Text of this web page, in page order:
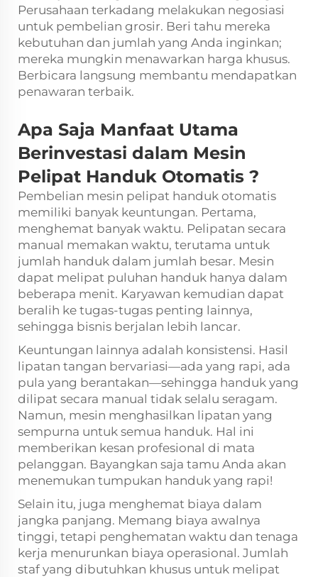
Perusahaan terkadang melakukan negosiasi
untuk pembelian grosir. Beri tahu mereka
kebutuhan dan jumlah yang Anda inginkan;
mereka mungkin menawarkan harga khusus.
Berbicara langsung membantu mendapatkan
penawaran terbaik.
Apa Saja Manfaat Utama
Berinvestasi dalam Mesin
Pelipat Handuk Otomatis ?
Pembelian mesin pelipat handuk otomatis
memiliki banyak keuntungan. Pertama,
menghemat banyak waktu. Pelipatan secara
manual memakan waktu, terutama untuk
jumlah handuk dalam jumlah besar. Mesin
dapat melipat puluhan handuk hanya dalam
beberapa menit. Karyawan kemudian dapat
beralih ke tugas-tugas penting lainnya,
sehingga bisnis berjalan lebih lancar.
Keuntungan lainnya adalah konsistensi. Hasil
lipatan tangan bervariasi—ada yang rapi, ada
pula yang berantakan—sehingga handuk yang
dilipat secara manual tidak selalu seragam.
Namun, mesin menghasilkan lipatan yang
sempurna untuk semua handuk. Hal ini
memberikan kesan profesional di mata
pelanggan. Bayangkan saja tamu Anda akan
menemukan tumpukan handuk yang rapi!
Selain itu, juga menghemat biaya dalam
jangka panjang. Memang biaya awalnya
tinggi, tetapi penghematan waktu dan tenaga
kerja menurunkan biaya operasional. Jumlah
staf yang dibutuhkan khusus untuk melipat